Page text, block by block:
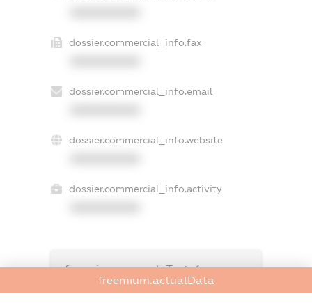
dossier.commercial_info.fax
dossier.commercial_info.email
dossier.commercial_info.website
dossier.commercial_info.activity
freemium.exampleText_1
freemium.exampleText_2
freemium.anonymousPerSearch2
freemium.actualData